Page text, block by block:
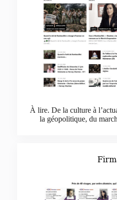
À lire. De la culture à
la géopolitique, du